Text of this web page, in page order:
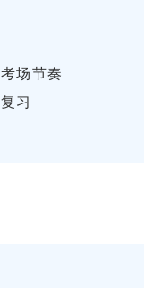
场节奏
习